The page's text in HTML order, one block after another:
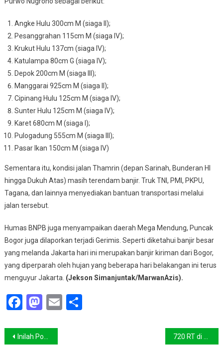
Angke Hulu 300cm M (siaga II);
Pesanggrahan 115cm M (siaga IV);
Krukut Hulu 137cm (siaga IV);
Katulampa 80cm G (siaga IV);
Depok 200cm M (siaga III);
Manggarai 925cm M (siaga II);
Cipinang Hulu 125cm M (siaga IV);
Sunter Hulu 125cm M (siaga IV);
Karet 680cm M (siaga I);
Pulogadung 555cm M (siaga III);
Pasar Ikan 150cm M (siaga IV)
Sementara itu, kondisi jalan Thamrin (depan Sarinah, Bunderan HI
hingga Dukuh Atas) masih terendam banjir. Truk TNI, PMI, PKPU,
Tagana, dan lainnya menyediakan bantuan transportasi melalui
jalan tersebut.
Humas BNPB juga menyampaikan daerah Mega Mendung, Puncak
Bogor juga dilaporkan terjadi Gerimis. Seperti diketahui banjir besar
yang melanda Jakarta hari ini merupakan banjir kiriman dari Bogor,
yang diperparah oleh hujan yang beberapa hari belakangan ini terus
menguyur Jakarta. (Jekson Simanjuntak/MarwanAzis).
Facebook
Mastodon
EmailShare
Navigasi
Inilah Potret Kawasan Bundaran HI Hari ini